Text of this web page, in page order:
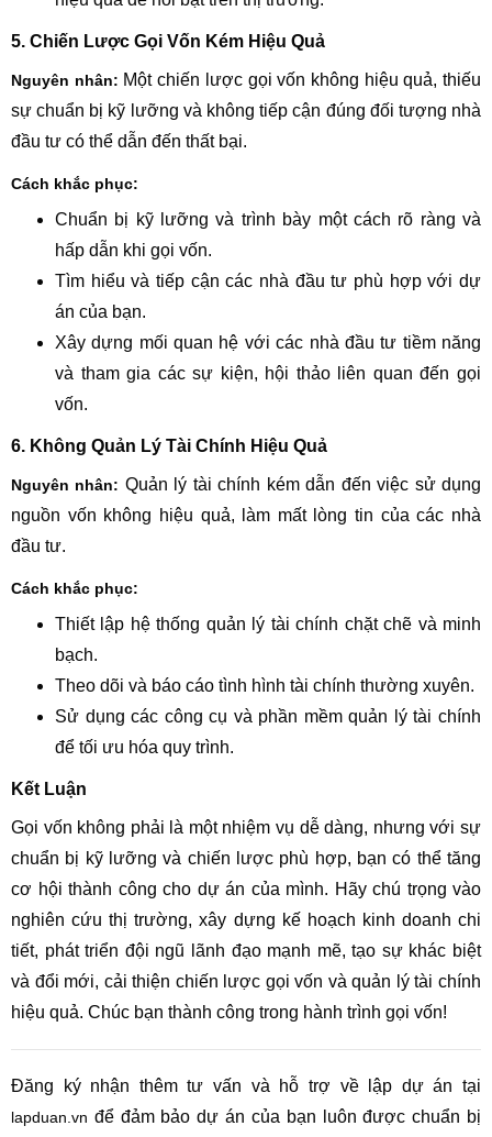
5. Chiến Lược Gọi Vốn Kém Hiệu Quả
Nguyên nhân: Một chiến lược gọi vốn không hiệu quả, thiếu
sự chuẩn bị kỹ lưỡng và không tiếp cận đúng đối tượng nhà
đầu tư có thể dẫn đến thất bại.
Cách khắc phục:
Chuẩn bị kỹ lưỡng và trình bày một cách rõ ràng và
hấp dẫn khi gọi vốn.
Tìm hiểu và tiếp cận các nhà đầu tư phù hợp với dự
án của bạn.
Xây dựng mối quan hệ với các nhà đầu tư tiềm năng
và tham gia các sự kiện, hội thảo liên quan đến gọi
vốn.
6. Không Quản Lý Tài Chính Hiệu Quả
Nguyên nhân: Quản lý tài chính kém dẫn đến việc sử dụng
nguồn vốn không hiệu quả, làm mất lòng tin của các nhà
đầu tư.
Cách khắc phục:
Thiết lập hệ thống quản lý tài chính chặt chẽ và minh
bạch.
Theo dõi và báo cáo tình hình tài chính thường xuyên.
Sử dụng các công cụ và phần mềm quản lý tài chính
để tối ưu hóa quy trình.
Kết Luận
Gọi vốn không phải là một nhiệm vụ dễ dàng, nhưng với sự
chuẩn bị kỹ lưỡng và chiến lược phù hợp, bạn có thể tăng
cơ hội thành công cho dự án của mình. Hãy chú trọng vào
nghiên cứu thị trường, xây dựng kế hoạch kinh doanh chi
tiết, phát triển đội ngũ lãnh đạo mạnh mẽ, tạo sự khác biệt
và đổi mới, cải thiện chiến lược gọi vốn và quản lý tài chính
hiệu quả. Chúc bạn thành công trong hành trình gọi vốn!
Đăng ký nhận thêm tư vấn và hỗ trợ về lập dự án tại
lapduan.vn để đảm bảo dự án của bạn luôn được chuẩn bị